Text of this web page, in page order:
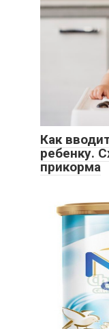
Как
ребенку.
прикорма